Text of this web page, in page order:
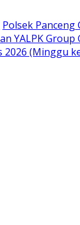
Polsek Panceng
YALPK Group
2026 (Minggu